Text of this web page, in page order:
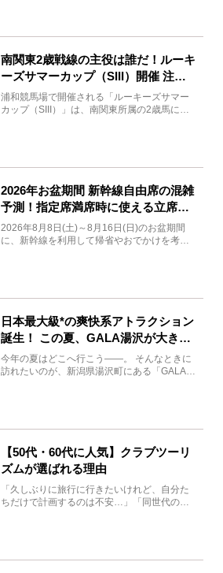
南関東2歳戦線の主役は誰だ！ルーキ
ーズサマーカップ（SIII）開催 注目
馬と見どころをチェック
浦和競馬場で開催される「ルーキーズサマー
カップ（SIII）」は、南関東所属の2歳馬によ
2026年お盆期間 新幹線自由席の混雑
予測！指定席満席時に使える立席特
急券も解説
2026年8月8日(土)～8月16日(日)のお盆期間
に、新幹線を利用して帰省やおでかけを考え
日本最大級*の爽快系アトラクション
誕生！ この夏、GALA湯沢が大きく
生まれ変わる
今年の夏はどこへ行こう――。 そんなときに
訪れたいのが、新潟県湯沢町にある「GALA湯
【50代・60代に人気】クラブツーリ
ズムが選ばれる理由
「久しぶりに旅行に行きたいけれど、自分た
ちだけで計画するのは不安…」「同世代の方